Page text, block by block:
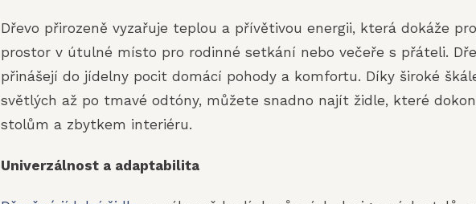
Dřevo přirozeně vyzařuje teplou a přívětivou energii, která dokáže
prostor v útulné místo pro rodinné setkání nebo večeře s přáteli.
přinášejí do jídelny pocit domácí pohody a komfortu. Díky široké
světlých až po tmavé odtóny, můžete snadno najít židle, které
stolům a zbytkem interiéru.
Univerzálnost a adaptabilita